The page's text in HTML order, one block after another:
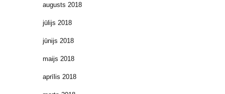
augusts 2018
jūlijs 2018
jūnijs 2018
maijs 2018
aprīlis 2018